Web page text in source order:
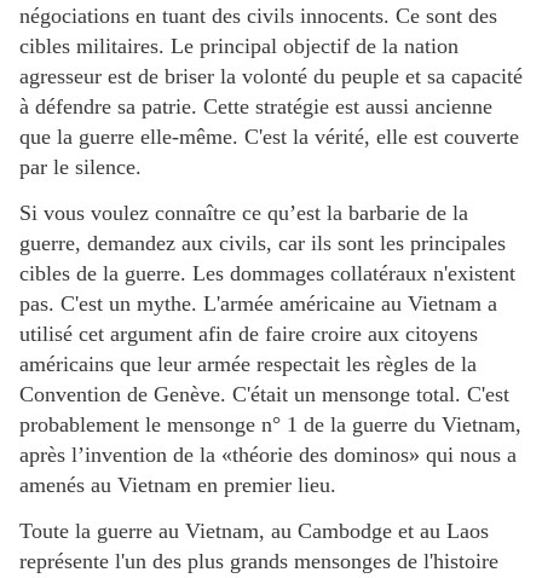
négociations en tuant des civils innocents. Ce sont des
cibles militaires. Le principal objectif de la nation
agresseur est de briser la volonté du peuple et sa capacité
à défendre sa patrie. Cette stratégie est aussi ancienne
que la guerre elle-même. C'est la vérité, elle est couverte
par le silence.
Si vous voulez connaître ce qu’est la barbarie de la
guerre, demandez aux civils, car ils sont les principales
cibles de la guerre. Les dommages collatéraux n'existent
pas. C'est un mythe. L'armée américaine au Vietnam a
utilisé cet argument afin de faire croire aux citoyens
américains que leur armée respectait les règles de la
Convention de Genève. C'était un mensonge total. C'est
probablement le mensonge n° 1 de la guerre du Vietnam,
après l’invention de la «théorie des dominos» qui nous a
amenés au Vietnam en premier lieu.
Toute la guerre au Vietnam, au Cambodge et au Laos
représente l'un des plus grands mensonges de l'histoire